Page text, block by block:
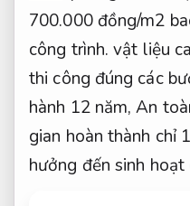
700.000 đồng/m2
công trình. vật liệu
thi công đúng các
hành 12 năm,An
gian hoàn thành chỉ
hưởng đến sinh hoạt